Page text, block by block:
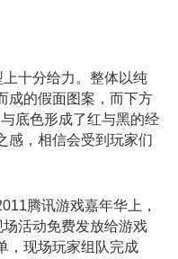
十分给力。整体以纯
成的假面图案，而下方
底色形成了红与黑的经
感，相信会受到玩家们
腾讯游戏嘉年华上，
活动免费发放给游戏
，现场玩家组队完成